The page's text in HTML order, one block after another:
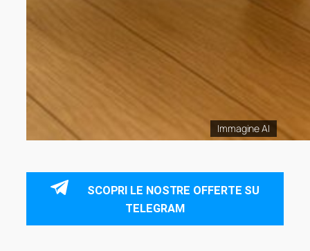
Immagine AI
SCOPRI LE NOSTRE OFFERTE SU
TELEGRAM